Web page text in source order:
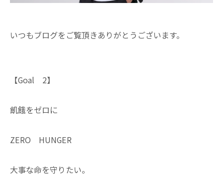
いつもブログをご覧頂きありがとうございます。
【Goal 2】
飢餓をゼロに
ZERO HUNGER
大事な命を守りたい。